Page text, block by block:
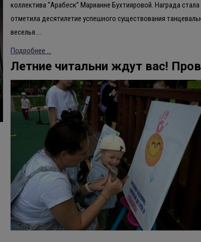
коллектива “Арабеск” Марианне Бухтияровой. Награда
отметила десятилетие успешного существования
веселья.…
Подробнее ...
Летние читальни ждут вас!